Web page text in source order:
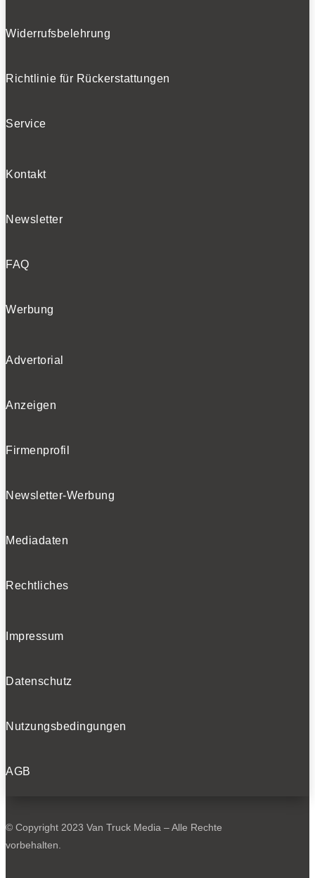
Widerrufsbelehrung
Richtlinie für Rückerstattungen
Service
Kontakt
Newsletter
FAQ
Werbung
Advertorial
Anzeigen
Firmenprofil
Newsletter-Werbung
Mediadaten
Rechtliches
Impressum
Datenschutz
Nutzungsbedingungen
AGB
© Copyright 2023 Van Truck Media – Alle Rechte
vorbehalten.